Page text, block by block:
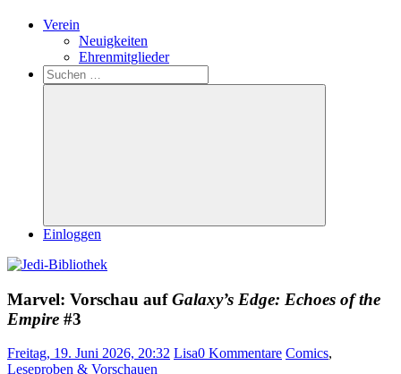
Verein
Neuigkeiten
Ehrenmitglieder
Search
Suchen
nach:
Suchen
Einloggen
Marvel: Vorschau aufGalaxy’s Edge: Echoes of the
Empire #3
Freitag, 19. Juni 2026, 20:32 Lisa0 Kommentare Comics,
Leseproben & Vorschauen